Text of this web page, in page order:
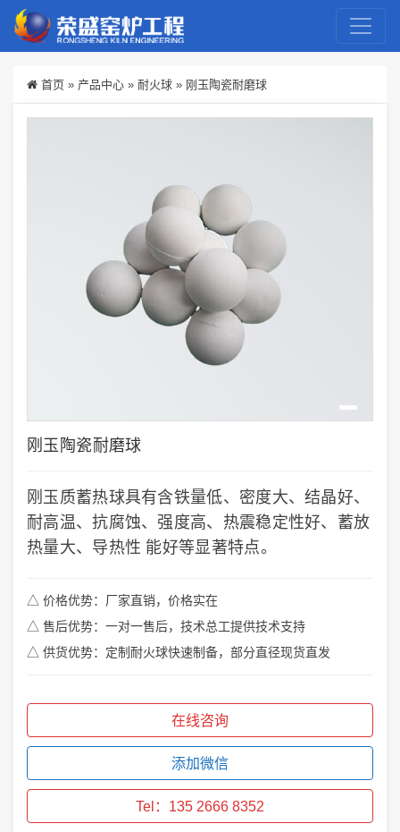
首页 » 产品中心 » 耐火球 » 刚玉陶瓷耐磨球
刚玉陶瓷耐磨球
刚玉质蓄热球具有含铁量低、密度大、结晶好、
耐高温、抗腐蚀、强度高、热震稳定性好、蓄放
热量大、导热性 能好等显著特点。
△ 价格优势：厂家直销，价格实在
△ 售后优势：一对一售后，技术总工提供技术支持
△ 供货优势：定制耐火球快速制备，部分直径现货直发
在线咨询
添加微信
Tel：135 2666 8352